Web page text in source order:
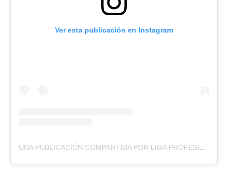
Ver esta publicación en Instagram
UNA PUBLICACIÓN COMPARTIDA POR LIGA PROFESIONAL DE FÚTBOL DEL ECUADOR🇪🇨 (@LIGAPROCORP)